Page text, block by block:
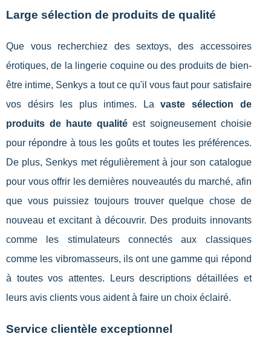
Large sélection de produits de qualité
Que vous recherchiez des sextoys, des accessoires
érotiques, de la lingerie coquine ou des produits de bien-
être intime, Senkys a tout ce qu'il vous faut pour satisfaire
vos désirs les plus intimes. Lavaste sélection de
produits de haute qualité est soigneusement choisie
pour répondre à tous les goûts et toutes les préférences.
De plus, Senkys met régulièrement à jour son catalogue
pour vous offrir les dernières nouveautés du marché, afin
que vous puissiez toujours trouver quelque chose de
nouveau et excitant à découvrir. Des produits innovants
comme les stimulateurs connectés aux classiques
comme les vibromasseurs, ils ont une gamme qui répond
à toutes vos attentes. Leurs descriptions détaillées et
leurs avis clients vous aident à faire un choix éclairé.
Service clientèle exceptionnel